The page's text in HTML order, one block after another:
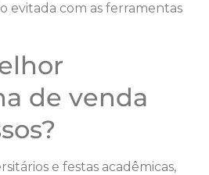
evitada com as ferramentas
de venda
e festas acadêmicas,